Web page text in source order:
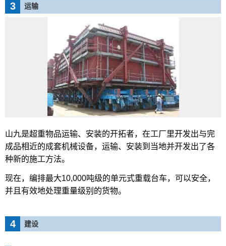
3 运输
山九是超重物品运输、安装的开拓者，在工厂里开发出与完
成品相近的成套机械设备，运输、安装到当地并开发出了各
种新的施工方法。
现在，编排最大10,000吨级的单元式重载台车，可以安全，
并且有效地处理重量级别的货物。
4 建设